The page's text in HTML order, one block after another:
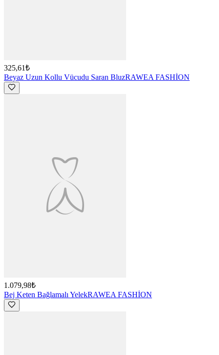
325,61₺
Beyaz Uzun Kollu Vücudu Saran BluzRAWEA FASHİON
1.079,98₺
Bej Keten Bağlamalı YelekRAWEA FASHİON